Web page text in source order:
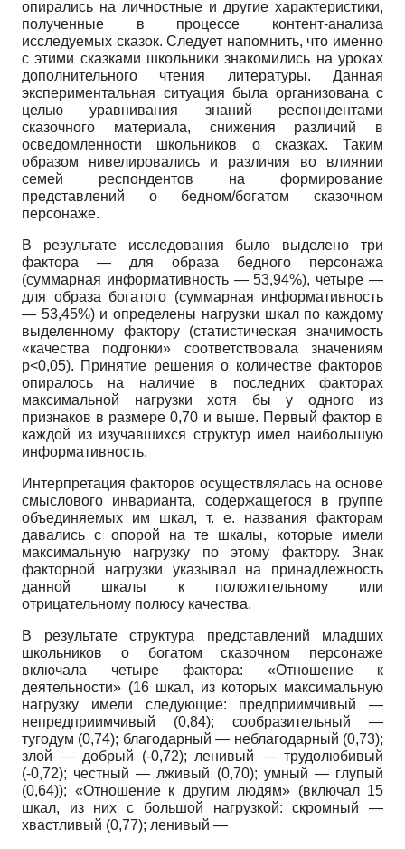
опирались на личностные и другие характеристики,
полученные в процессе контент-анализа
исследуемых сказок. Следует напомнить, что именно
с этими сказками школьники знакомились на уроках
дополнительного чтения литературы. Данная
экспериментальная ситуация была организована с
целью уравнивания знаний респондентами
сказочного материала, снижения различий в
осведомленности школьников о сказках. Таким
образом нивелировались и различия во влиянии
семей респондентов на формирование
представлений о бедном/богатом сказочном
персонаже.
В результате исследования было выделено три
фактора — для образа бедного персонажа
(суммарная информативность — 53,94%), четыре —
для образа богатого (суммарная информативность
— 53,45%) и определены нагрузки шкал по каждому
выделенному фактору (статистическая значимость
«качества подгонки» соответствовала значениям
р<0,05). Принятие решения о количестве факторов
опиралось на наличие в последних факторах
максимальной нагрузки хотя бы у одного из
признаков в размере 0,70 и выше. Первый фактор в
каждой из изучавшихся структур имел наибольшую
информативность.
Интерпретация факторов осуществлялась на основе
смыслового инварианта, содержащегося в группе
объединяемых им шкал, т. е. названия факторам
давались с опорой на те шкалы, которые имели
максимальную нагрузку по этому фактору. Знак
факторной нагрузки указывал на принадлежность
данной шкалы к положительному или
отрицательному полюсу качества.
В результате структура представлений младших
школьников о богатом сказочном персонаже
включала четыре фактора: «Отношение к
деятельности» (16 шкал, из которых максимальную
нагрузку имели следующие: предприимчивый —
непредприимчивый (0,84); сообразительный —
тугодум (0,74); благодарный — неблагодарный (0,73);
злой — добрый (-0,72); ленивый — трудолюбивый
(-0,72); честный — лживый (0,70); умный — глупый
(0,64)); «Отношение к другим людям» (включал 15
шкал, из них с большой нагрузкой: скромный —
хвастливый (0,77); ленивый —